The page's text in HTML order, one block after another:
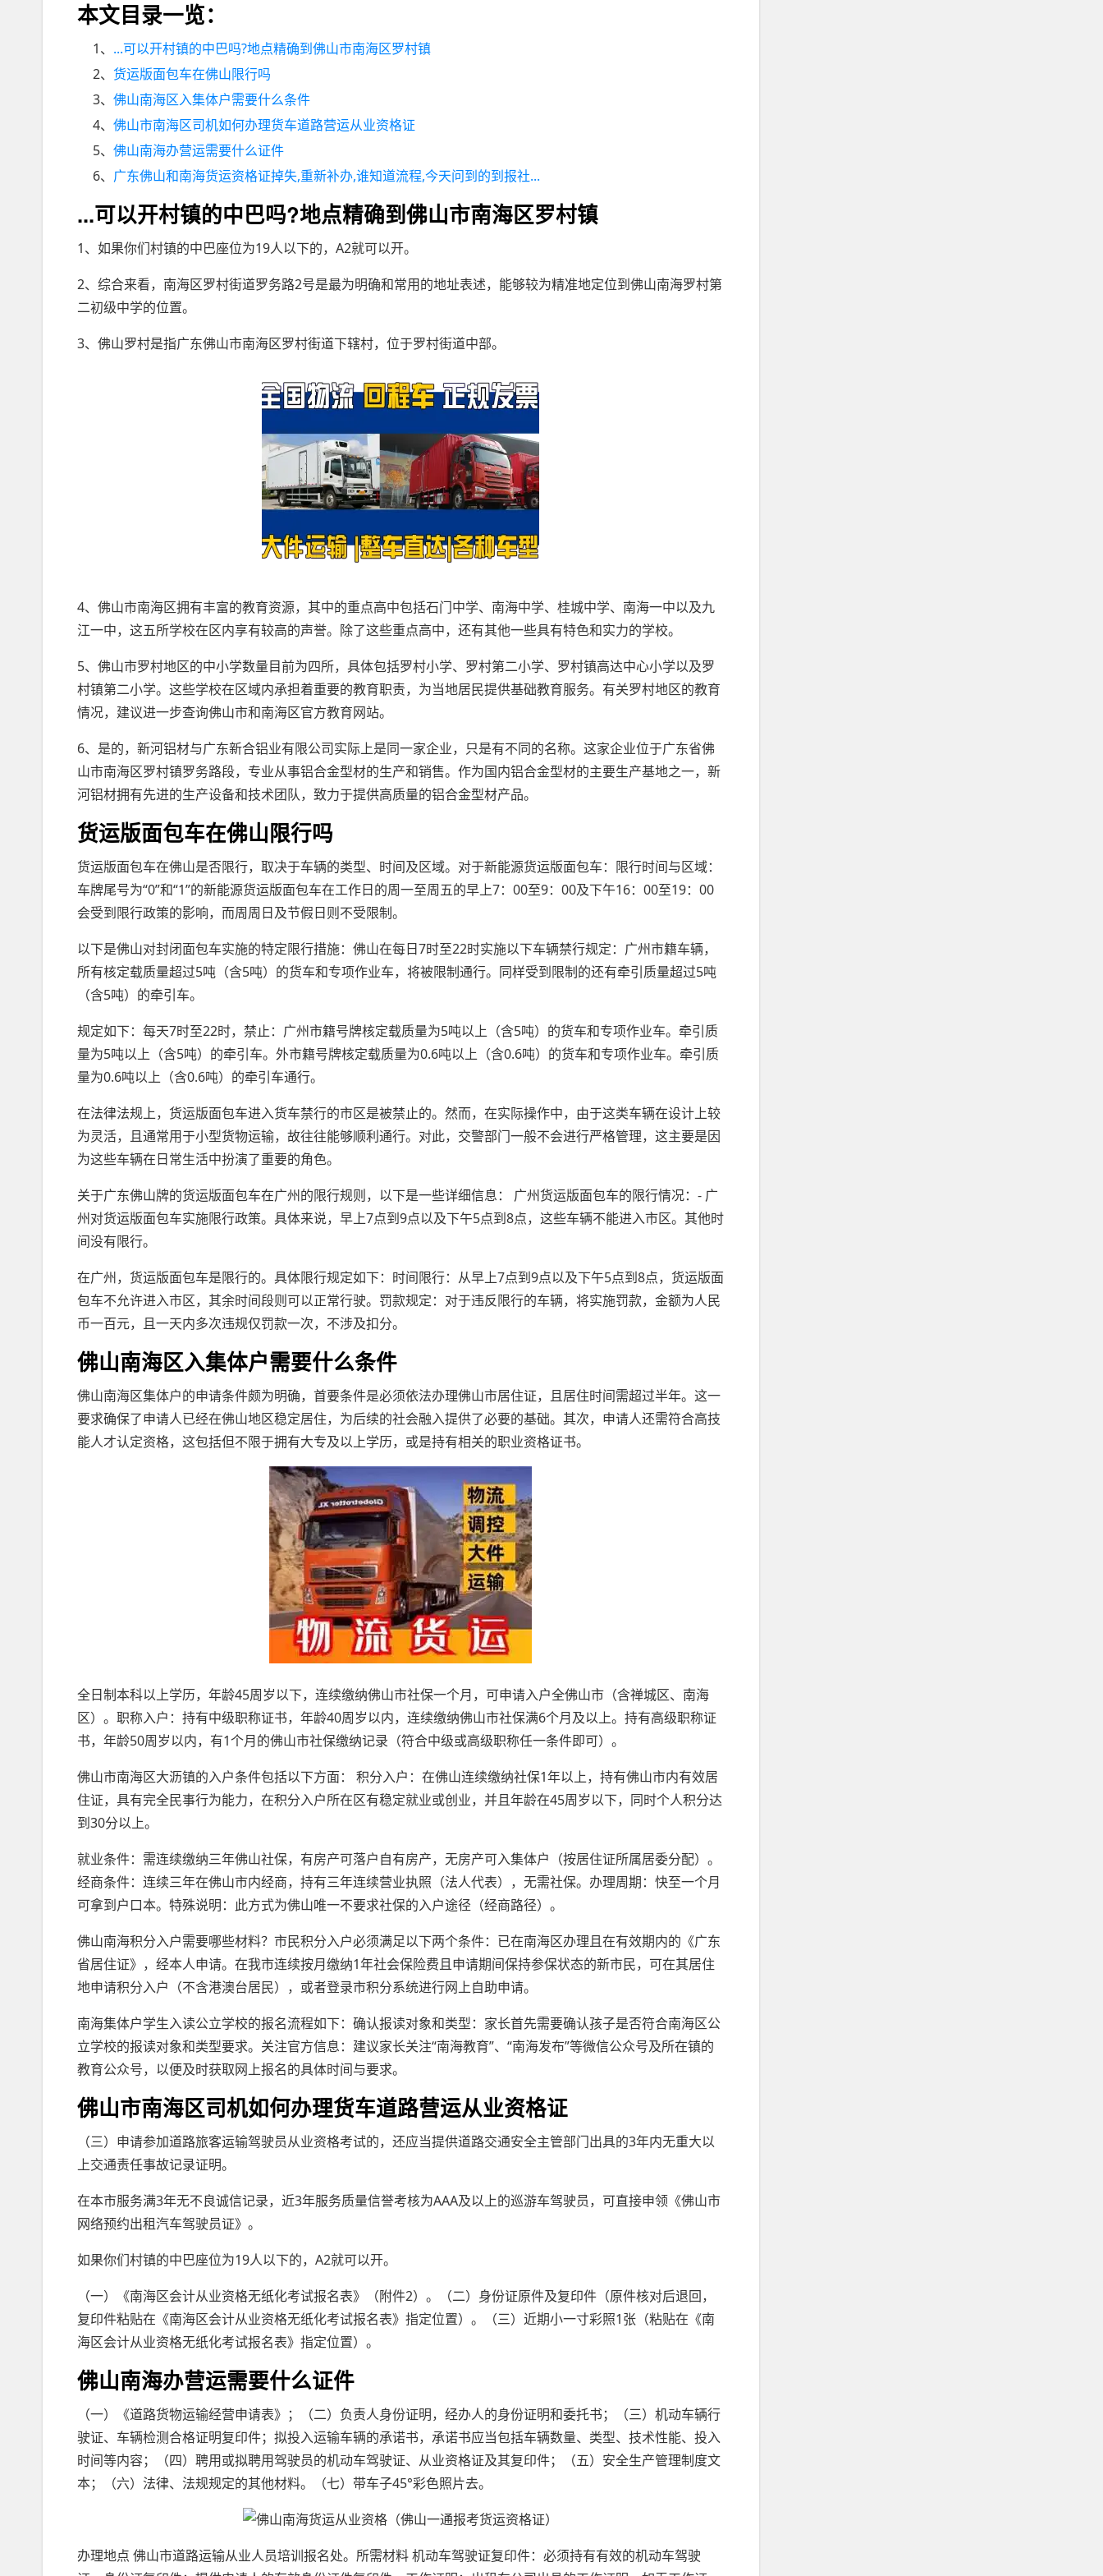
本文目录一览：
1、 ...可以开村镇的中巴吗?地点精确到佛山市南海区罗村镇
2、货运版面包车在佛山限行吗
3、佛山南海区入集体户需要什么条件
4、佛山市南海区司机如何办理货车道路营运从业资格证
5、佛山南海办营运需要什么证件
6、 广东佛山和南海货运资格证掉失,重新补办,谁知道流程,今天问到的到报社...
...可以开村镇的中巴吗?地点精确到佛山市南海区罗村镇
1、如果你们村镇的中巴座位为19人以下的，A2就可以开。
2、综合来看，南海区罗村街道罗务路2号是最为明确和常用的地址表述，能够较为精准地定位到佛山南海罗村第
二初级中学的位置。
3、佛山罗村是指广东佛山市南海区罗村街道下辖村，位于罗村街道中部。
4、佛山市南海区拥有丰富的教育资源，其中的重点高中包括石门中学、南海中学、桂城中学、南海一中以及九
江一中，这五所学校在区内享有较高的声誉。除了这些重点高中，还有其他一些具有特色和实力的学校。
5、佛山市罗村地区的中小学数量目前为四所，具体包括罗村小学、罗村第二小学、罗村镇高达中心小学以及罗
村镇第二小学。这些学校在区域内承担着重要的教育职责，为当地居民提供基础教育服务。有关罗村地区的教育
情况，建议进一步查询佛山市和南海区官方教育网站。
6、是的，新河铝材与广东新合铝业有限公司实际上是同一家企业，只是有不同的名称。这家企业位于广东省佛
山市南海区罗村镇罗务路段，专业从事铝合金型材的生产和销售。作为国内铝合金型材的主要生产基地之一，新
河铝材拥有先进的生产设备和技术团队，致力于提供高质量的铝合金型材产品。
货运版面包车在佛山限行吗
货运版面包车在佛山是否限行，取决于车辆的类型、时间及区域。对于新能源货运版面包车：限行时间与区域：
车牌尾号为“0”和“1”的新能源货运版面包车在工作日的周一至周五的早上7：00至9：00及下午16：00至19：00
会受到限行政策的影响，而周周日及节假日则不受限制。
以下是佛山对封闭面包车实施的特定限行措施：佛山在每日7时至22时实施以下车辆禁行规定：广州市籍车辆，
所有核定载质量超过5吨（含5吨）的货车和专项作业车，将被限制通行。同样受到限制的还有牵引质量超过5吨
（含5吨）的牵引车。
规定如下：每天7时至22时，禁止：广州市籍号牌核定载质量为5吨以上（含5吨）的货车和专项作业车。牵引质
量为5吨以上（含5吨）的牵引车。外市籍号牌核定载质量为0.6吨以上（含0.6吨）的货车和专项作业车。牵引质
量为0.6吨以上（含0.6吨）的牵引车通行。
在法律法规上，货运版面包车进入货车禁行的市区是被禁止的。然而，在实际操作中，由于这类车辆在设计上较
为灵活，且通常用于小型货物运输，故往往能够顺利通行。对此，交警部门一般不会进行严格管理，这主要是因
为这些车辆在日常生活中扮演了重要的角色。
关于广东佛山牌的货运版面包车在广州的限行规则，以下是一些详细信息： 广州货运版面包车的限行情况：- 广
州对货运版面包车实施限行政策。具体来说，早上7点到9点以及下午5点到8点，这些车辆不能进入市区。其他时
间没有限行。
在广州，货运版面包车是限行的。具体限行规定如下：时间限行：从早上7点到9点以及下午5点到8点，货运版面
包车不允许进入市区，其余时间段则可以正常行驶。罚款规定：对于违反限行的车辆，将实施罚款，金额为人民
币一百元，且一天内多次违规仅罚款一次，不涉及扣分。
佛山南海区入集体户需要什么条件
佛山南海区集体户的申请条件颇为明确，首要条件是必须依法办理佛山市居住证，且居住时间需超过半年。这一
要求确保了申请人已经在佛山地区稳定居住，为后续的社会融入提供了必要的基础。其次，申请人还需符合高技
能人才认定资格，这包括但不限于拥有大专及以上学历，或是持有相关的职业资格证书。
全日制本科以上学历，年龄45周岁以下，连续缴纳佛山市社保一个月，可申请入户全佛山市（含禅城区、南海
区）。职称入户：持有中级职称证书，年龄40周岁以内，连续缴纳佛山市社保满6个月及以上。持有高级职称证
书，年龄50周岁以内，有1个月的佛山市社保缴纳记录（符合中级或高级职称任一条件即可）。
佛山市南海区大沥镇的入户条件包括以下方面： 积分入户：在佛山连续缴纳社保1年以上，持有佛山市内有效居
住证，具有完全民事行为能力，在积分入户所在区有稳定就业或创业，并且年龄在45周岁以下，同时个人积分达
到30分以上。
就业条件：需连续缴纳三年佛山社保，有房产可落户自有房产，无房产可入集体户（按居住证所属居委分配）。
经商条件：连续三年在佛山市内经商，持有三年连续营业执照（法人代表），无需社保。办理周期：快至一个月
可拿到户口本。特殊说明：此方式为佛山唯一不要求社保的入户途径（经商路径）。
佛山南海积分入户需要哪些材料？市民积分入户必须满足以下两个条件：已在南海区办理且在有效期内的《广东
省居住证》，经本人申请。在我市连续按月缴纳1年社会保险费且申请期间保持参保状态的新市民，可在其居住
地申请积分入户（不含港澳台居民），或者登录市积分系统进行网上自助申请。
南海集体户学生入读公立学校的报名流程如下：确认报读对象和类型：家长首先需要确认孩子是否符合南海区公
立学校的报读对象和类型要求。关注官方信息：建议家长关注“南海教育”、“南海发布”等微信公众号及所在镇的
教育公众号，以便及时获取网上报名的具体时间与要求。
佛山市南海区司机如何办理货车道路营运从业资格证
（三）申请参加道路旅客运输驾驶员从业资格考试的，还应当提供道路交通安全主管部门出具的3年内无重大以
上交通责任事故记录证明。
在本市服务满3年无不良诚信记录，近3年服务质量信誉考核为AAA及以上的巡游车驾驶员，可直接申领《佛山市
网络预约出租汽车驾驶员证》。
如果你们村镇的中巴座位为19人以下的，A2就可以开。
（一）《南海区会计从业资格无纸化考试报名表》（附件2）。（二）身份证原件及复印件（原件核对后退回，
复印件粘贴在《南海区会计从业资格无纸化考试报名表》指定位置）。（三）近期小一寸彩照1张（粘贴在《南
海区会计从业资格无纸化考试报名表》指定位置）。
佛山南海办营运需要什么证件
（一）《道路货物运输经营申请表》；（二）负责人身份证明，经办人的身份证明和委托书；（三）机动车辆行
驶证、车辆检测合格证明复印件；拟投入运输车辆的承诺书，承诺书应当包括车辆数量、类型、技术性能、投入
时间等内容；（四）聘用或拟聘用驾驶员的机动车驾驶证、从业资格证及其复印件；（五）安全生产管理制度文
本；（六）法律、法规规定的其他材料。（七）带车子45°彩色照片去。
办理地点 佛山市道路运输从业人员培训报名处。所需材料 机动车驾驶证复印件：必须持有有效的机动车驾驶